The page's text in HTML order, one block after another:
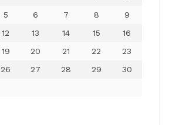
5 6 7 8
9
12 13 14 15
16
19 20 21 22
23
26 27 28 29
30